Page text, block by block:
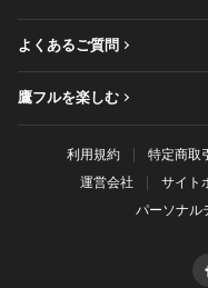
よくあるご質問
鷹フルを楽しむ
利用規約 特定商取
運営会社
サイト
パーソナル